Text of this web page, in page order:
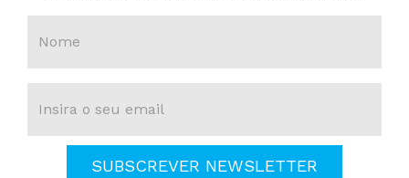
SUBSCREVER NEWSLETTER